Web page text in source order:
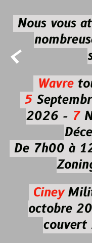

Nous vous
Wavre
5
2026 -7
De 7h00 à
Ciney
octobre